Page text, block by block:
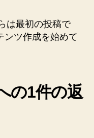
は最初の投稿で
ンツ作成を始めて
の1件の返